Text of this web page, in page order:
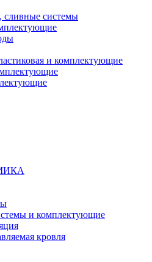
системы
и комплектующие
и комплектующие
кровля